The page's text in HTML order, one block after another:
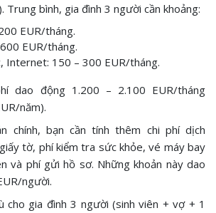
Trung bình, gia đình 3 người cần khoảng:
EUR/tháng.
EUR/tháng.
Internet: 150 – 300 EUR/tháng.
dao động 1.200 – 2.100 EUR/tháng
năm).
chính, bạn cần tính thêm chi phí dịch
tờ, phí kiểm tra sức khỏe, vé máy bay
và phí gửi hồ sơ. Những khoản này dao
người.
cho gia đình 3 người (sinh viên + vợ + 1